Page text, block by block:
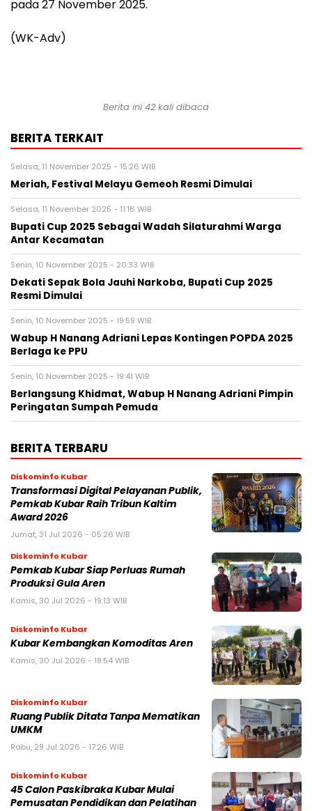
pada 27 November 2025.
(WK-Adv)
Berita ini 42 kali dibaca
BERITA TERKAIT
Selasa, 11 November 2025 - 15:26 WIB
Meriah, Festival Melayu Gemeoh Resmi Dimulai
Selasa, 11 November 2025 - 11:16 WIB
Bupati Cup 2025 Sebagai Wadah Silaturahmi Warga
Antar Kecamatan
Senin, 10 November 2025 - 20:33 WIB
Dekati Sepak Bola Jauhi Narkoba, Bupati Cup 2025
Resmi Dimulai
Senin, 10 November 2025 - 19:59 WIB
Wabup H Nanang Adriani Lepas Kontingen POPDA 2025
Berlaga ke PPU
Senin, 10 November 2025 - 19:41 WIB
Berlangsung Khidmat, Wabup H Nanang Adriani Pimpin
Peringatan Sumpah Pemuda
BERITA TERBARU
Diskominfo Kubar
Transformasi Digital Pelayanan Publik,
Pemkab Kubar Raih Tribun Kaltim
Award 2026
Jumat, 31 Jul 2026 - 05:26 WIB
Diskominfo Kubar
Pemkab Kubar Siap Perluas Rumah
Produksi Gula Aren
Kamis, 30 Jul 2026 - 19:13 WIB
Diskominfo Kubar
Kubar Kembangkan Komoditas Aren
Kamis, 30 Jul 2026 - 18:54 WIB
Diskominfo Kubar
Ruang Publik Ditata Tanpa Mematikan
UMKM
Rabu, 29 Jul 2026 - 17:26 WIB
Diskominfo Kubar
45 Calon Paskibraka Kubar Mulai
Pemusatan Pendidikan dan Pelatihan